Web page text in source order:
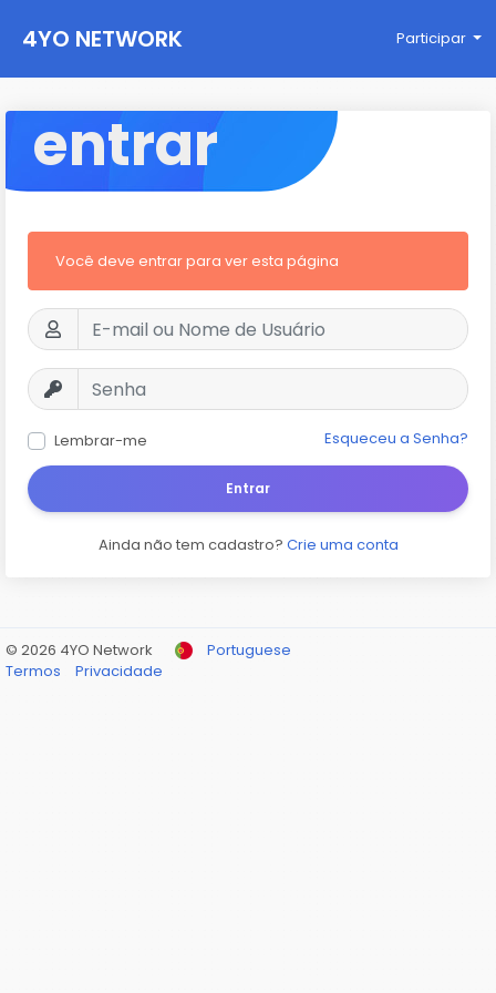
4YO NETWORK Participar
entrar
Você deve entrar para ver esta página
Lembrar-me Esqueceu a Senha?
Entrar
Ainda não tem cadastro? Crie uma conta
© 2026 4YO Network
Portuguese
Termos
Privacidade